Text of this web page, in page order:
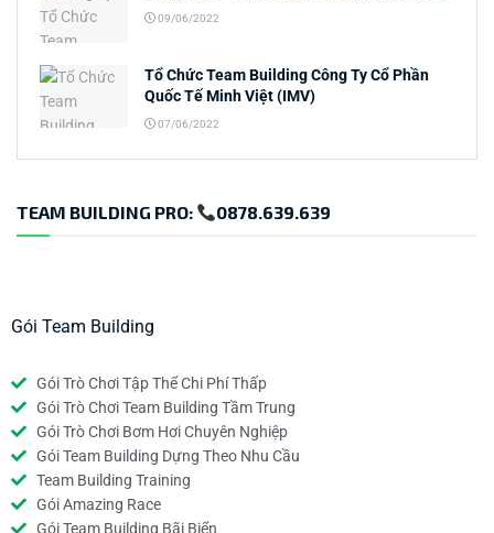
09/06/2022
Tổ Chức Team Building Công Ty Cổ Phần
Quốc Tế Minh Việt (IMV)
07/06/2022
TEAM BUILDING PRO: 0878.639.639
Gói Team Building
Gói Trò Chơi Tập Thể Chi Phí Thấp
Gói Trò Chơi Team Building Tầm Trung
Gói Trò Chơi Bơm Hơi Chuyên Nghiệp
Gói Team Building Dựng Theo Nhu Cầu
Team Building Training
Gói Amazing Race
Gói Team Building Bãi Biển